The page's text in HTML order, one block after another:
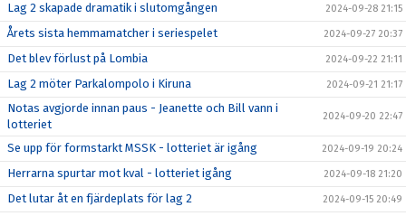
Lag 2 skapade dramatik i slutomgången 2024-09-28 21:15
Årets sista hemmamatcher i seriespelet 2024-09-27 20:37
Det blev förlust på Lombia 2024-09-22 21:11
Lag 2 möter Parkalompolo i Kiruna 2024-09-21 21:17
Notas avgjorde innan paus - Jeanette och Bill vann i
lotteriet
2024-09-20 22:47
Se upp för formstarkt MSSK - lotteriet är igång 2024-09-19 20:24
Herrarna spurtar mot kval - lotteriet igång 2024-09-18 21:20
Det lutar åt en fjärdeplats för lag 2 2024-09-15 20:49